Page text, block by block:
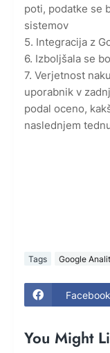
poti, podatke se
sistemov
5. Integracija z
6. Izboljšala se
7. Verjetnost
uporabnik v
podal oceno,
naslednjem
Tags Google
Facebook
You Might